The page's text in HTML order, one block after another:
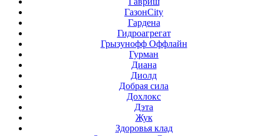
ГазонCity
Гардена
Гидроагрегат
Грызунофф Оффлайн
Гурман
Диана
Диолд
Добрая сила
Дохлокс
Дэта
Жук
Здоровья клад